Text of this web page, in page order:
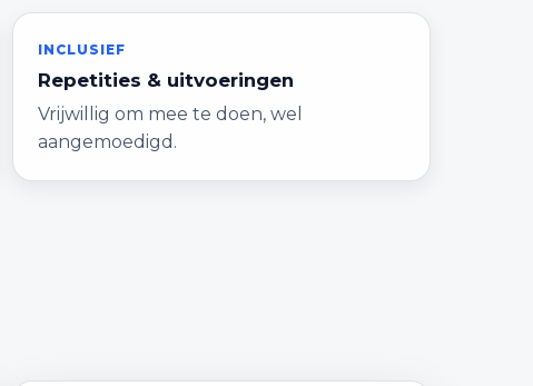
INCLUSIEF
Repetities & uitvoeringen
Vrijwillig om mee te doen, wel
aangemoedigd.